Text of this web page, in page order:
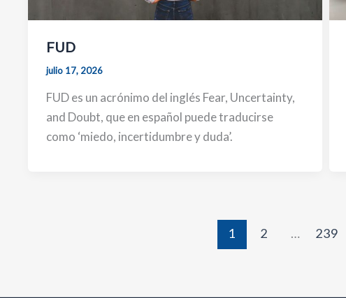
FUD
julio 17, 2026
FUD es un acrónimo del inglés Fear, Uncertainty,
and Doubt, que en español puede traducirse
como ‘miedo, incertidumbre y duda’.
1 2 … 239